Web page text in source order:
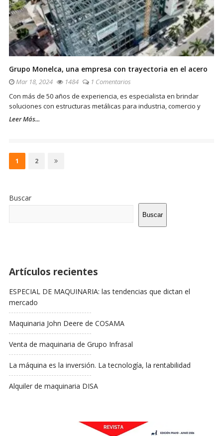
Grupo Monelca, una empresa con trayectoria en el acero
Mar 18, 2024 1484
1 Comentarios
Con más de 50 años de experiencia, es especialista en brindar
soluciones con estructuras metálicas para industria, comercio y
Leer Más...
de
entradas
Página
1 Página
2
La
Lateral
Buscar
Buscar
Artículos recientes
ESPECIAL DE MAQUINARIA: las tendencias que dictan el
mercado
Maquinaria John Deere de COSAMA
Venta de maquinaria de Grupo Infrasal
La máquina es la inversión. La tecnología, la rentabilidad
Alquiler de maquinaria DISA